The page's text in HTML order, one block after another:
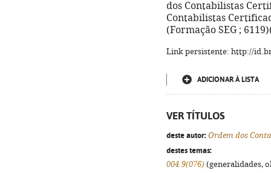
dos Contabilistas
Contabilistas
(Formação SEG ;
Link persistente: http://
ADICIONAR À LISTA
VER TÍTULOS
deste autor: Ordem dos
destes temas:
004.9(076) (generalidades,